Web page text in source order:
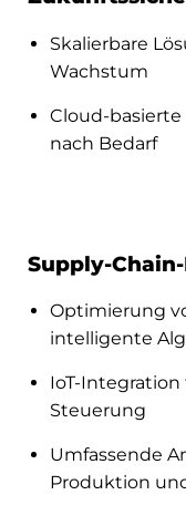
Skalierbare
Wachstum
Cloud-
nach Bedarf
Supply-
Optimierung
intelligente
IoT-
Steuerung
Umfassende
Produktion